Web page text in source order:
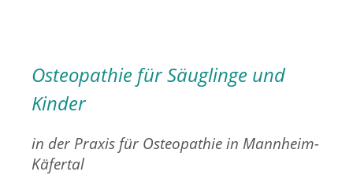
Osteopathie für Säuglinge und
Kinder
in der Praxis für Osteopathie in Mannheim-
Käfertal